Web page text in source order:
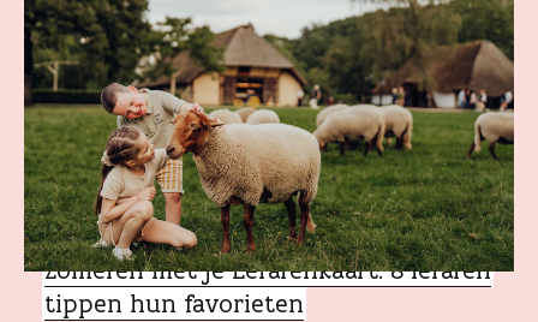
MET JE LERARENKAART
Zomeren met je Lerarenkaart: 8 leraren
tippen hun favorieten